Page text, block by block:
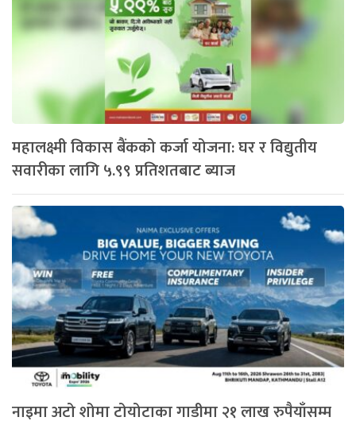
महालक्ष्मी विकास बैंकको कर्जा योजना: घर र विद्युतीय
सवारीका लागि ५.९९ प्रतिशतबाट ब्याज
नाइमा अटो शोमा टोयोटाका गाडीमा २१ लाख रुपैयाँसम्म